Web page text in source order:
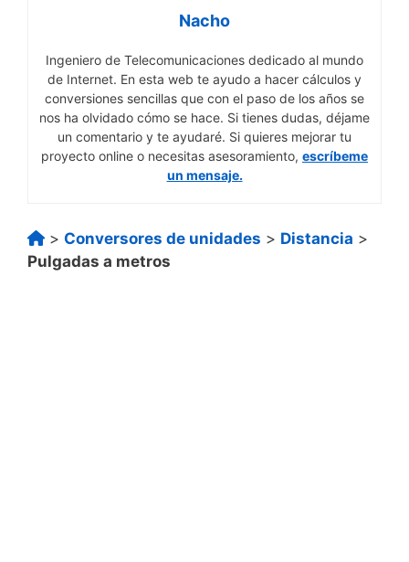
Nacho
Ingeniero de Telecomunicaciones dedicado al mundo
de Internet. En esta web te ayudo a hacer cálculos y
conversiones sencillas que con el paso de los años se
nos ha olvidado cómo se hace. Si tienes dudas, déjame
un comentario y te ayudaré. Si quieres mejorar tu
proyecto online o necesitas asesoramiento, escríbeme
un mensaje.
> Conversores de unidades > Distancia >
Pulgadas a metros